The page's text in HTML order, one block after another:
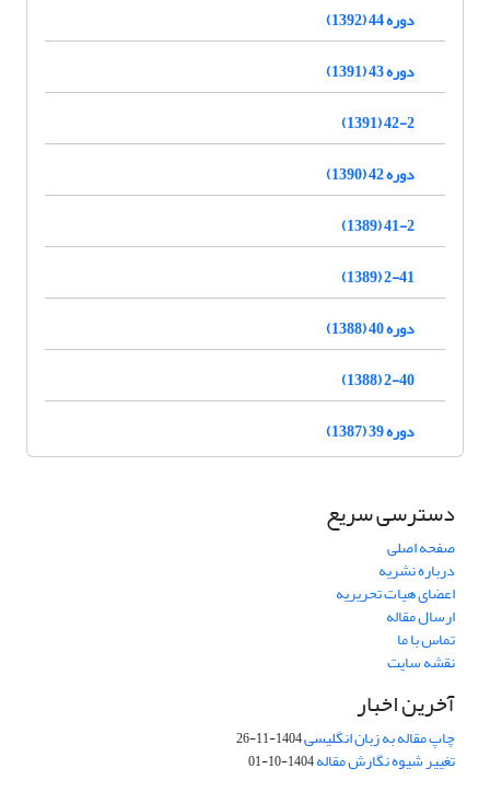
دوره 44 (1392)
دوره 43 (1391)
42-2 (1391)
دوره 42 (1390)
41-2 (1389)
2-41 (1389)
دوره 40 (1388)
2-40 (1388)
دوره 39 (1387)
دسترسی سریع
صفحه اصلی
درباره نشریه
اعضای هیات تحریریه
ارسال مقاله
تماس با ما
نقشه سایت
آخرین اخبار
چاپ مقاله به زبان انگلیسی1404-11-26
تغییر شیوه نگارش مقاله1404-10-01